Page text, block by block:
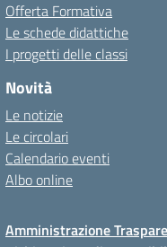
Offerta Formativa
Le schede didattiche
I progetti delle classi
Novità
Le notizie
Le circolari
Calendario eventi
Albo online
Amministrazione